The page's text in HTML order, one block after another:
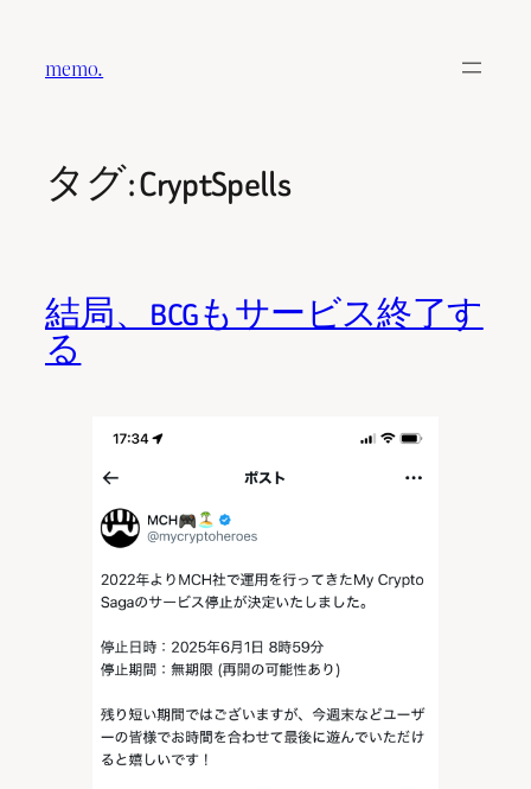
memo.
タグ:CryptSpells
結局、BCGもサービス終了す
る